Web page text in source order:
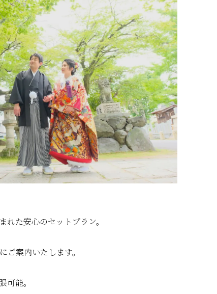
た安心のセットプラン。
案内いたします。
能。